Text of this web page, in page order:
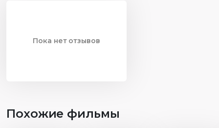
Пока нет отзывов
Похожие фильмы